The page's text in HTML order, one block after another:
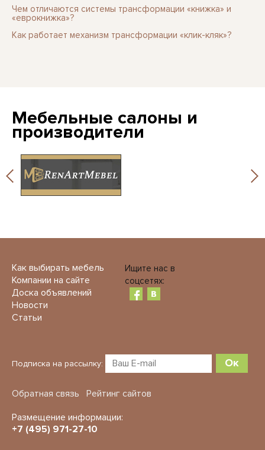
Чем отличаются системы трансформации «книжка» и
«еврокнижка»?
Как работает механизм трансформации «клик-кляк»?
Мебельные салоны и
производители
Как выбирать мебель
Компании на сайте
Доска объявлений
Новости
Статьи
Ищите нас в
соцсетях:
Подписка на рассылку: Ок
Обратная связь
Рейтинг сайтов
Размещение информации:
+7 (495) 971-27-10